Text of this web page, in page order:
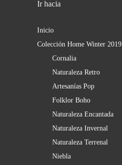
Ir hacia
Inicio
Colección Home Winter 2019
Cornalia
Naturaleza Retro
Artesanías Pop
Folklor Boho
Naturaleza Encantada
Naturaleza Invernal
Naturaleza Terrenal
Niebla